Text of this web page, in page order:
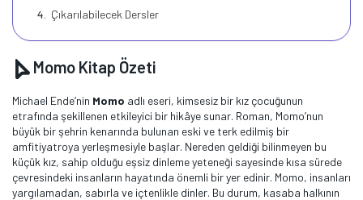
Çıkarılabilecek Dersler
Momo Kitap Özeti
Michael Ende’nin Momo adlı eseri, kimsesiz bir kız çocuğunun
etrafında şekillenen etkileyici bir hikâye sunar. Roman, Momo’nun
büyük bir şehrin kenarında bulunan eski ve terk edilmiş bir
amfitiyatroya yerleşmesiyle başlar. Nereden geldiği bilinmeyen bu
küçük kız, sahip olduğu eşsiz dinleme yeteneği sayesinde kısa sürede
çevresindeki insanların hayatında önemli bir yer edinir. Momo, insanları
yargılamadan, sabırla ve içtenlikle dinler. Bu durum, kasaba halkının